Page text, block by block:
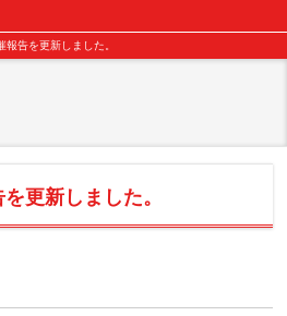
報告を更新しました。
更新しました。